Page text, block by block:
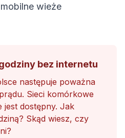
wieże
bez internetu
następuje poważna
Sieci komórkowe
jest dostępny. Jak
Skąd wiesz, czy